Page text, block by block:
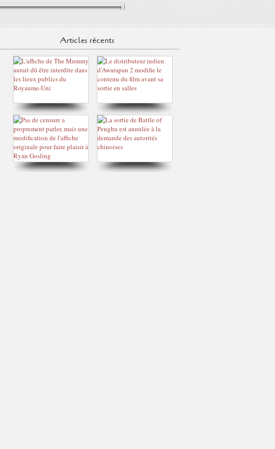
Articles récents